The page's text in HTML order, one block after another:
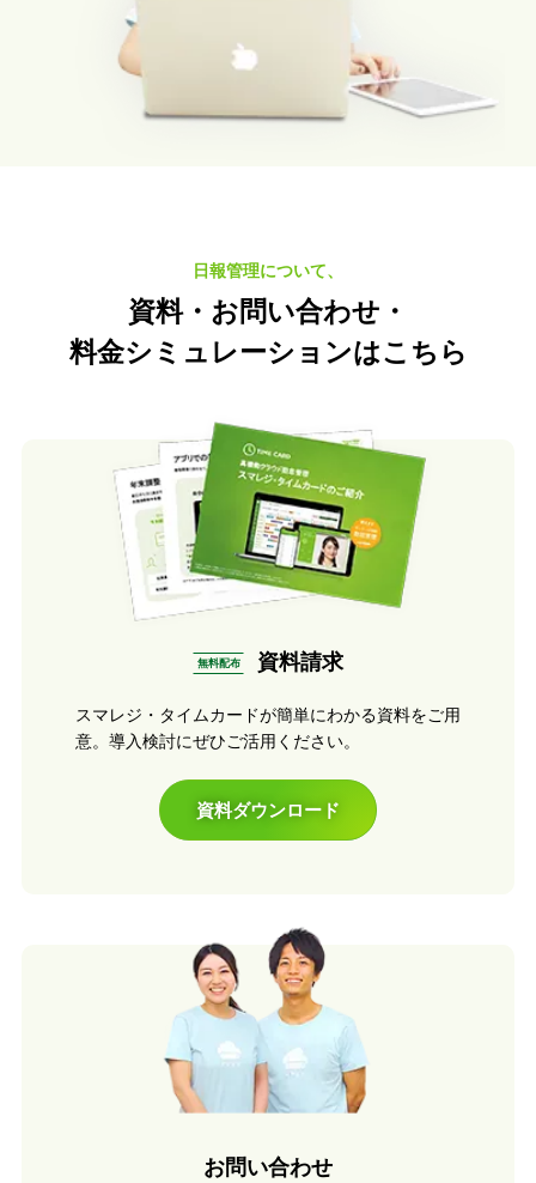
日報管理について、
資料・お問い合わせ・
料金シミュレーションはこちら
無料配布 資料請求
スマレジ・タイムカードが簡単にわかる資料をご用
意。導入検討にぜひご活用ください。
資料ダウンロード
お問い合わせ